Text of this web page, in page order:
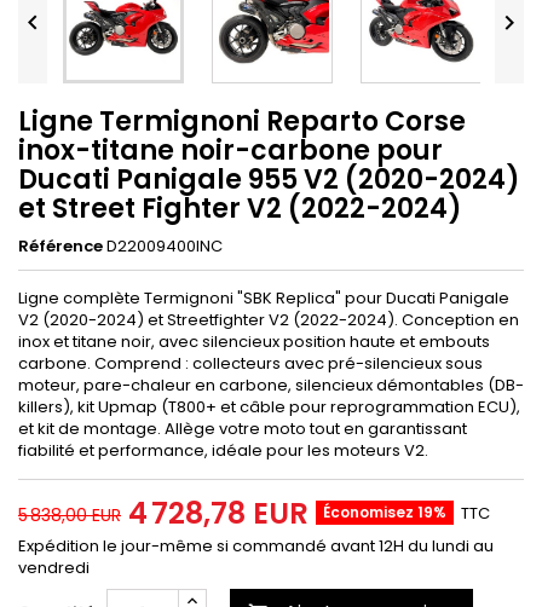
 
Ligne Termignoni Reparto Corse
inox-titane noir-carbone pour
Ducati Panigale 955 V2 (2020-2024)
et Street Fighter V2 (2022-2024)
RéférenceD22009400INC
Ligne complète Termignoni "SBK Replica" pour Ducati Panigale
V2 (2020-2024) et Streetfighter V2 (2022-2024). Conception en
inox et titane noir, avec silencieux position haute et embouts
carbone. Comprend : collecteurs avec pré-silencieux sous
moteur, pare-chaleur en carbone, silencieux démontables (DB-
killers), kit Upmap (T800+ et câble pour reprogrammation ECU),
et kit de montage. Allège votre moto tout en garantissant
fiabilité et performance, idéale pour les moteurs V2.
5 838,00 EUR 4 728,78 EUR Économisez 19%
TTC
Expédition le jour-même si commandé avant 12H du lundi au
vendredi